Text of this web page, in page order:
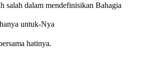
salah dalam mendefinisikan Bahagia
untuk-Nya
hatinya.